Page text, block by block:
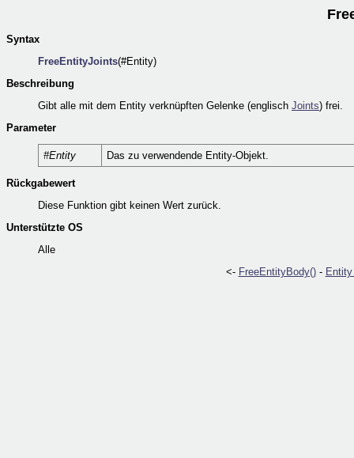
Syntax
FreeEntityJoints(#Entity)
Beschreibung
Gibt alle mit dem Entity verknüpften Gelenke (englisch Joints) frei.
Parameter
#Entity Das zu verwendende Entity-Objekt.
Rückgabewert
Diese Funktion gibt keinen Wert zurück.
Unterstützte OS
Alle
<- FreeEntityBody()-